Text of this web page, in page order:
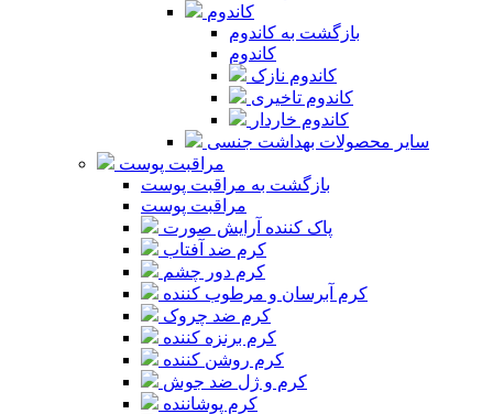
کاندوم
بازگشت به کاندوم
کاندوم
کاندوم نازک
کاندوم تاخیری
کاندوم خاردار
سایر محصولات بهداشت جنسی
مراقبت پوست
بازگشت به مراقبت پوست
مراقبت پوست
پاک کننده آرایش صورت
کرم ضد آفتاب
کرم دور چشم
کرم آبرسان و مرطوب کننده
کرم ضد چروک
کرم برنزه کننده
کرم روشن کننده
کرم و ژل ضد جوش
کرم پوشاننده